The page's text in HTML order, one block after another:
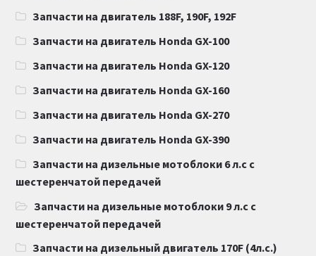
Запчасти на двигатель 188F, 190F, 192F
Запчасти на двигатель Honda GX-100
Запчасти на двигатель Honda GX-120
Запчасти на двигатель Honda GX-160
Запчасти на двигатель Honda GX-270
Запчасти на двигатель Honda GX-390
Запчасти на дизельные мотоблоки 6 л.с с
шестеренчатой передачей
Запчасти на дизельные мотоблоки 9 л.с с
шестеренчатой передачей
Запчасти на дизельный двигатель 170F (4л.с.)